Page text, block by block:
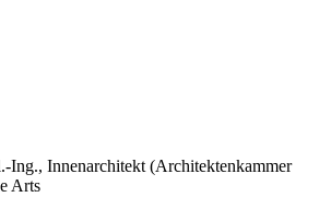
Ing., Innenarchitekt (Architektenkammer
Arts